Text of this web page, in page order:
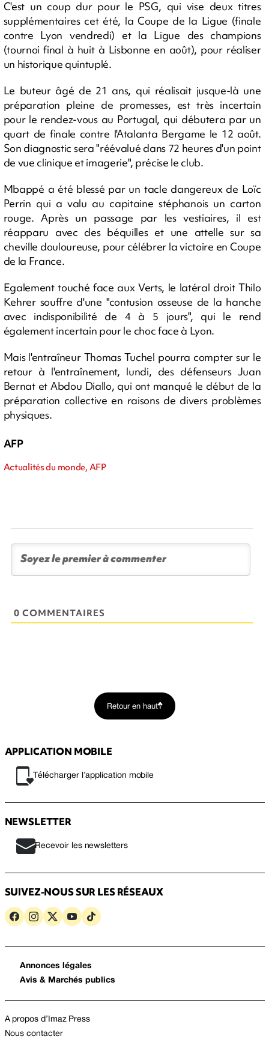
C'est un coup dur pour le PSG, qui vise deux titres
supplémentaires cet été, la Coupe de la Ligue (finale
contre Lyon vendredi) et la Ligue des champions
(tournoi final à huit à Lisbonne en août), pour réaliser
un historique quintuplé.
Le buteur âgé de 21 ans, qui réalisait jusque-là une
préparation pleine de promesses, est très incertain
pour le rendez-vous au Portugal, qui débutera par un
quart de finale contre l'Atalanta Bergame le 12 août.
Son diagnostic sera "réévalué dans 72 heures d'un point
de vue clinique et imagerie", précise le club.
Mbappé a été blessé par un tacle dangereux de Loïc
Perrin qui a valu au capitaine stéphanois un carton
rouge. Après un passage par les vestiaires, il est
réapparu avec des béquilles et une attelle sur sa
cheville douloureuse, pour célébrer la victoire en Coupe
de la France.
Egalement touché face aux Verts, le latéral droit Thilo
Kehrer souffre d'une "contusion osseuse de la hanche
avec indisponibilité de 4 à 5 jours", qui le rend
également incertain pour le choc face à Lyon.
Mais l'entraîneur Thomas Tuchel pourra compter sur le
retour à l'entraînement, lundi, des défenseurs Juan
Bernat et Abdou Diallo, qui ont manqué le début de la
préparation collective en raisons de divers problèmes
physiques.
AFP
Actualités du monde, AFP
0 COMMENTAIRES
Retour en haut
APPLICATION MOBILE
Télécharger l’application mobile
NEWSLETTER
Recevoir les newsletters
SUIVEZ-NOUS SUR LES RÉSEAUX
Annonces légales
Avis & Marchés publics
A propos d’Imaz Press
Nous contacter